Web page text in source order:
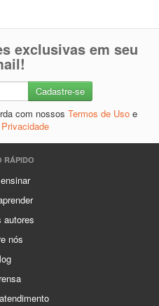
exclusivas em seu
com nossos Termos de Uso e
RÁPIDO
autores
nós